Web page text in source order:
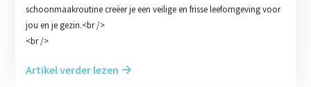
schoonmaakroutine creëer je een veilige en frisse leefomgeving voor
jou en je gezin.<br />
<br />
Artikel verder lezen